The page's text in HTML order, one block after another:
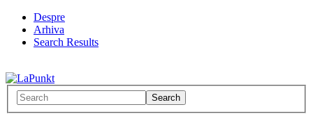
Despre
Arhiva
Search Results